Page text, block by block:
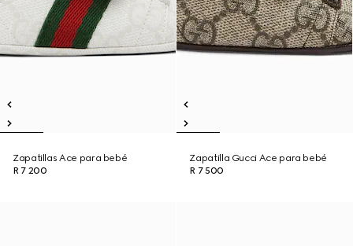
Zapatillas Ace para bebé
R 7 200
Zapatilla Gucci Ace para bebé
R 7 500